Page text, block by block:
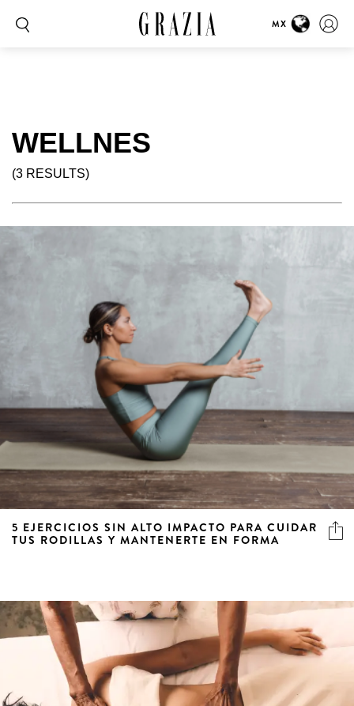
MX
WELLNES
(3 RESULTS)
5 EJERCICIOS SIN ALTO IMPACTO PARA CUIDAR
TUS RODILLAS Y MANTENERTE EN FORMA